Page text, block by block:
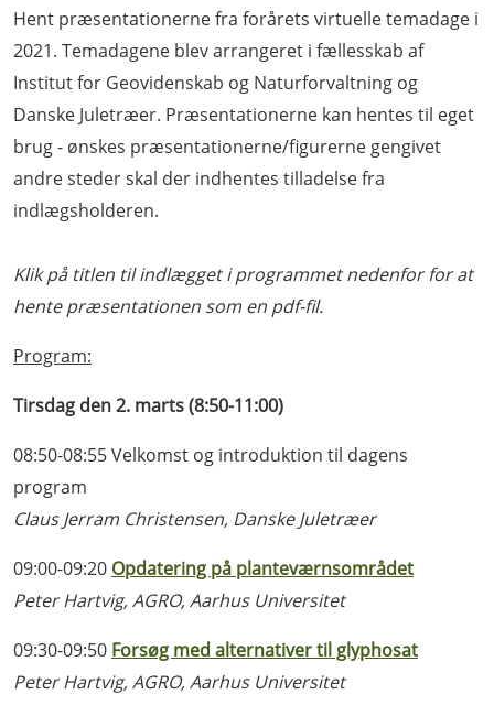
Hent præsentationerne fra forårets virtuelle temadage i
2021. Temadagene blev arrangeret i fællesskab af
Institut for Geovidenskab og Naturforvaltning og
Danske Juletræer. Præsentationerne kan hentes til eget
brug - ønskes præsentationerne/figurerne gengivet
andre steder skal der indhentes tilladelse fra
indlægsholderen.
Klik på titlen til indlægget i programmet nedenfor for at
hente præsentationen som en pdf-fil.
Program:
Tirsdag den 2. marts (8:50-11:00)
08:50-08:55 Velkomst og introduktion til dagens
program
Claus Jerram Christensen, Danske Juletræer
09:00-09:20 Opdatering på planteværnsområdet
Peter Hartvig, AGRO, Aarhus Universitet
09:30-09:50 Forsøg med alternativer til glyphosat
Peter Hartvig, AGRO, Aarhus Universitet